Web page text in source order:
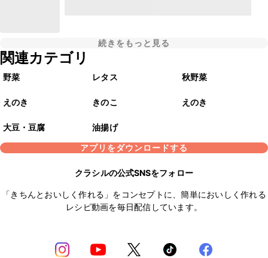
続きをもっと見る
関連カテゴリ
野菜 レタス 秋野菜
えのき きのこ えのき
大豆・豆腐
油揚げ
アプリをダウンロードする
クラシルの公式SNSをフォロー
「きちんとおいしく作れる」をコンセプトに、簡単においしく作れる
レシピ動画を毎日配信しています。